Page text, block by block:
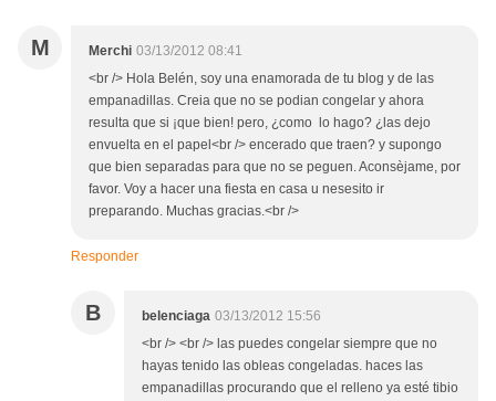
M Merchi 03/13/2012 08:41
<br /> Hola Belén, soy una enamorada de tu blog y de las
empanadillas. Creia que no se podian congelar y ahora
resulta que si ¡que bien! pero, ¿como lo hago? ¿las dejo
envuelta en el papel<br /> encerado que traen? y supongo
que bien separadas para que no se peguen. Aconsèjame, por
favor. Voy a hacer una fiesta en casa u nesesito ir
preparando. Muchas gracias.<br />
Responder
B belenciaga 03/13/2012 15:56
<br /> <br /> las puedes congelar siempre que no
hayas tenido las obleas congeladas. haces las
empanadillas procurando que el relleno ya esté tibio